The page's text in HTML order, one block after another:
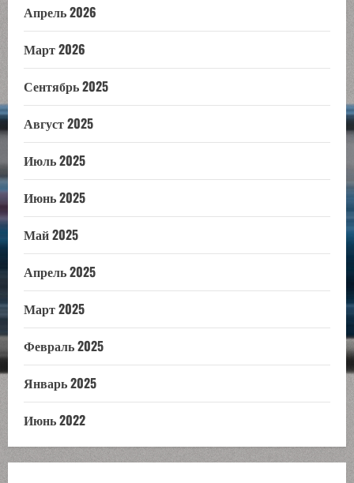
Апрель 2026
Март 2026
Сентябрь 2025
Август 2025
Июль 2025
Июнь 2025
Май 2025
Апрель 2025
Март 2025
Февраль 2025
Январь 2025
Июнь 2022